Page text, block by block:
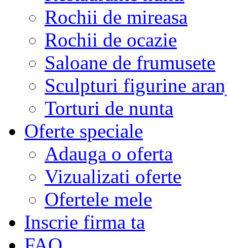
Rochii de mireasa
Rochii de ocazie
Saloane de frumusete
Sculpturi figurine
Torturi de nunta
Oferte speciale
Adauga o oferta
Vizualizati oferte
Ofertele mele
Inscrie firma ta